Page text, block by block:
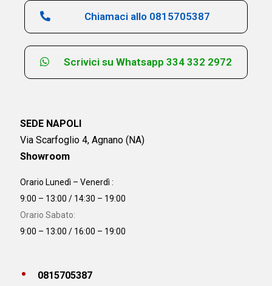
Chiamaci allo 0815705387
Scrivici su Whatsapp 334 332 2972
SEDE NAPOLI
Via Scarfoglio 4, Agnano (NA)
Showroom
Orario Lunedì – Venerdì :
9:00 – 13:00 / 14:30 – 19:00
Orario Sabato:
9:00 – 13:00 / 16:00 – 19:00
0815705387